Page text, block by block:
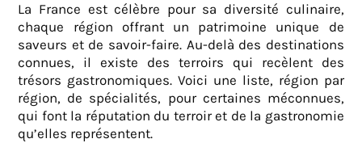
La France est célèbre pour sa diversité culinaire,
chaque région offrant un patrimoine unique de
saveurs et de savoir-faire. Au-delà des destinations
connues, il existe des terroirs qui recèlent des
trésors gastronomiques. Voici une liste, région par
région, de spécialités, pour certaines méconnues,
qui font la réputation du terroir et de la gastronomie
qu’elles représentent.